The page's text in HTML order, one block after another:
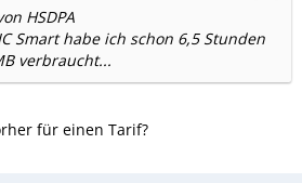
HSDPA
Smart habe ich schon 6,5 Stunden
verbraucht...
für einen Tarif?